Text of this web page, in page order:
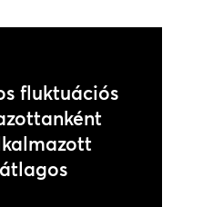
fluktuációs